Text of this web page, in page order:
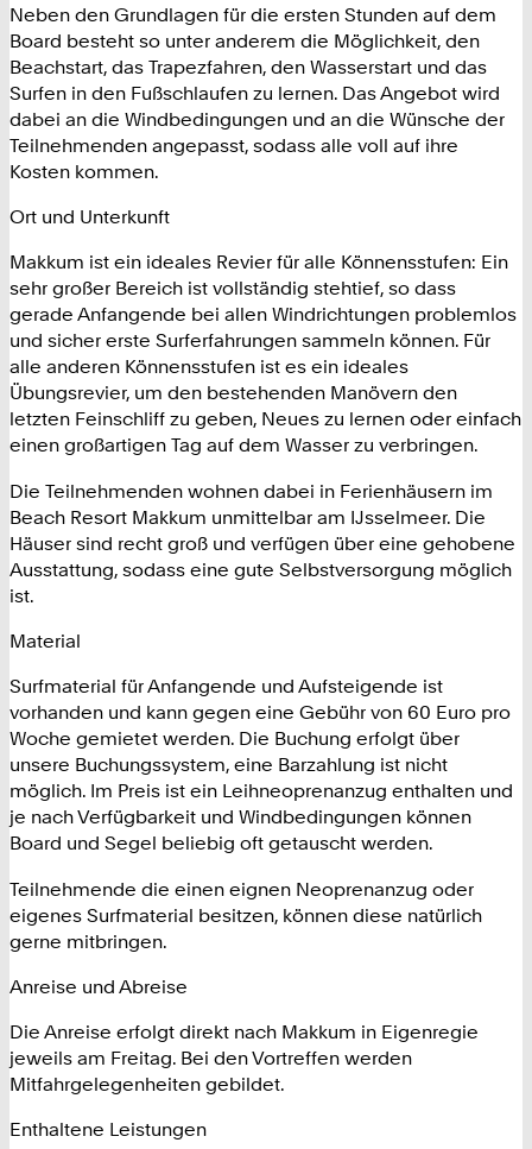
Neben den Grundlagen für die ersten Stunden auf dem
Board besteht so unter anderem die Möglichkeit, den
Beachstart, das Trapezfahren, den Wasserstart und das
Surfen in den Fußschlaufen zu lernen. Das Angebot wird
dabei an die Windbedingungen und an die Wünsche der
Teilnehmenden angepasst, sodass alle voll auf ihre
Kosten kommen.
Ort und Unterkunft
Makkum ist ein ideales Revier für alle Könnensstufen: Ein
sehr großer Bereich ist vollständig stehtief, so dass
gerade Anfangende bei allen Windrichtungen problemlos
und sicher erste Surferfahrungen sammeln können. Für
alle anderen Könnensstufen ist es ein ideales
Übungsrevier, um den bestehenden Manövern den
letzten Feinschliff zu geben, Neues zu lernen oder einfach
einen großartigen Tag auf dem Wasser zu verbringen.
Die Teilnehmenden wohnen dabei in Ferienhäusern im
Beach Resort Makkum unmittelbar am IJsselmeer. Die
Häuser sind recht groß und verfügen über eine gehobene
Ausstattung, sodass eine gute Selbstversorgung möglich
ist.
Material
Surfmaterial für Anfangende und Aufsteigende ist
vorhanden und kann gegen eine Gebühr von 60 Euro pro
Woche gemietet werden. Die Buchung erfolgt über
unsere Buchungssystem, eine Barzahlung ist nicht
möglich. Im Preis ist ein Leihneoprenanzug enthalten und
je nach Verfügbarkeit und Windbedingungen können
Board und Segel beliebig oft getauscht werden.
Teilnehmende die einen eignen Neoprenanzug oder
eigenes Surfmaterial besitzen, können diese natürlich
gerne mitbringen.
Anreise und Abreise
Die Anreise erfolgt direkt nach Makkum in Eigenregie
jeweils am Freitag. Bei den Vortreffen werden
Mitfahrgelegenheiten gebildet.
Enthaltene Leistungen